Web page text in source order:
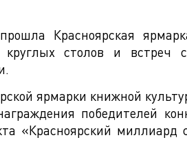
Красноярская
столов и встреч
ярмарки книжной
победителей
«Красноярский миллиард